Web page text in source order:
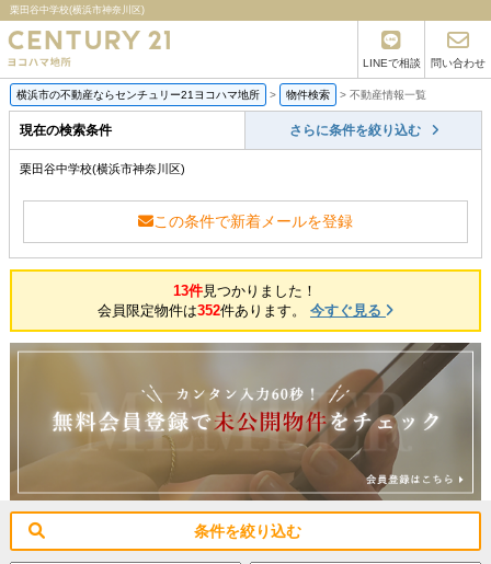
栗田谷中学校(横浜市神奈川区)
LINEで相談 問い合わせ
横浜市の不動産ならセンチュリー21ヨコハマ地所 > 物件検索 > 不動産情報一覧
現在の検索条件 さらに条件を絞り込む
栗田谷中学校(横浜市神奈川区)
この条件で新着メールを登録
13件見つかりました！
会員限定物件は352件あります。 今すぐ見る
条件を絞り込む